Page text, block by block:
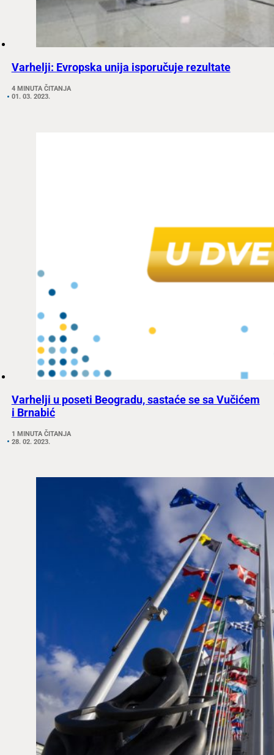
Varhelji: Evropska unija isporučuje rezultate
4 MINUTA ČITANJA
01. 03. 2023.
Varhelji u poseti Beogradu, sastaće se sa Vučićem
i Brnabić
1 MINUTA ČITANJA
28. 02. 2023.